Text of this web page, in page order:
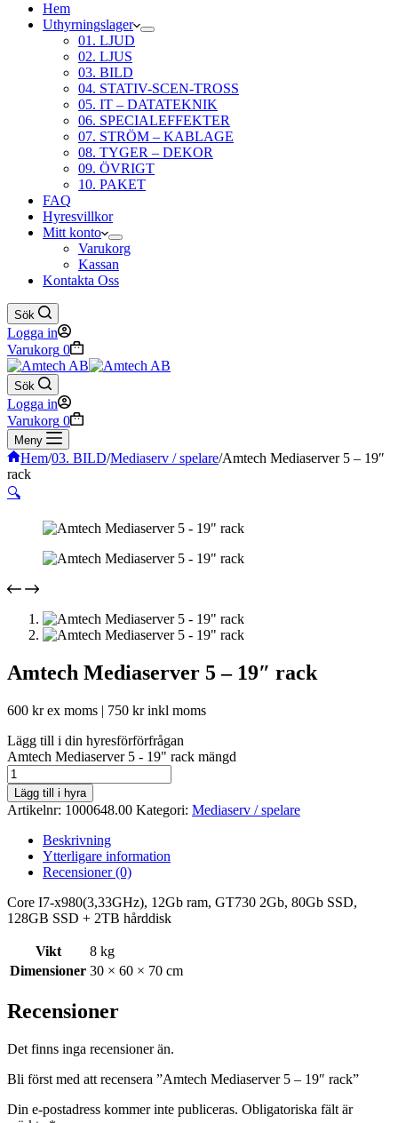
Hem
Uthyrningslager
01. LJUD
02. LJUS
03. BILD
04. STATIV-SCEN-TROSS
05. IT – DATATEKNIK
06. SPECIALEFFEKTER
07. STRÖM – KABLAGE
08. TYGER – DEKOR
09. ÖVRIGT
10. PAKET
FAQ
Hyresvillkor
Mitt konto
Varukorg
Kassan
Kontakta Oss
Sök
Logga in
Varukorg 0
Sök
Logga in
Varukorg 0
Meny
Hem/03. BILD/Mediaserv / spelare/Amtech Mediaserver 5 – 19″
rack
🔍
Amtech Mediaserver 5 – 19″ rack
600 krex moms | 750 krinkl moms
Lägg till i din hyresförförfrågan
Amtech Mediaserver 5 - 19" rack mängd
Lägg till i hyra
Artikelnr: 1000648.00 Kategori: Mediaserv / spelare
Beskrivning
Ytterligare information
Recensioner (0)
Core I7-x980(3,33GHz), 12Gb ram, GT730 2Gb, 80Gb SSD,
128GB SSD + 2TB hårddisk
Vikt
8 kg
Dimensioner 30 × 60 × 70 cm
Recensioner
Det finns inga recensioner än.
Bli först med att recensera ”Amtech Mediaserver 5 – 19″ rack”
Din e-postadress kommer inte publiceras. Obligatoriska fält är